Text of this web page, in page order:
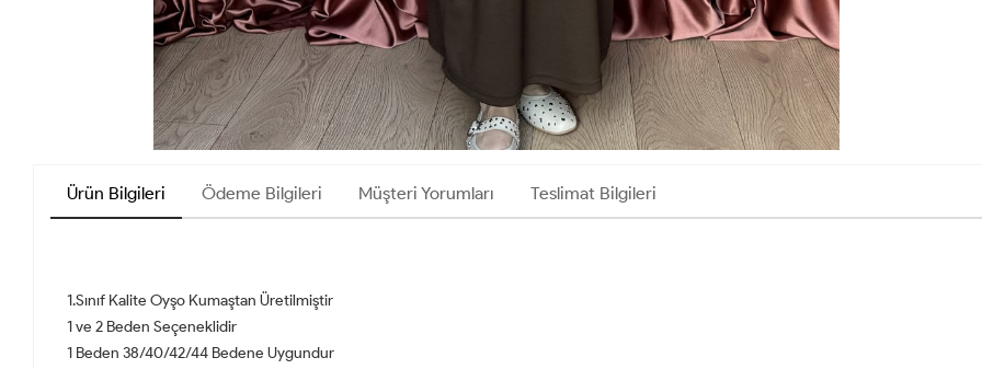
Ürün Bilgileri Ödeme Bilgileri Müşteri Yorumları Teslimat Bilgileri
1.Sınıf Kalite Oyşo Kumaştan Üretilmiştir
1 ve 2 Beden Seçeneklidir
1 Beden 38/40/42/44 Bedene Uygundur